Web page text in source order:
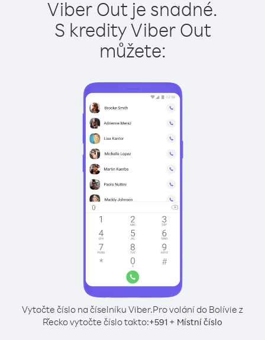
Viber Out je snadné.
S kredity Viber Out
můžete:
Vytočte číslo na číselníku Viber.Pro volání do Bolívie z
Řecko vytočte číslo takto:+591 + Místní číslo